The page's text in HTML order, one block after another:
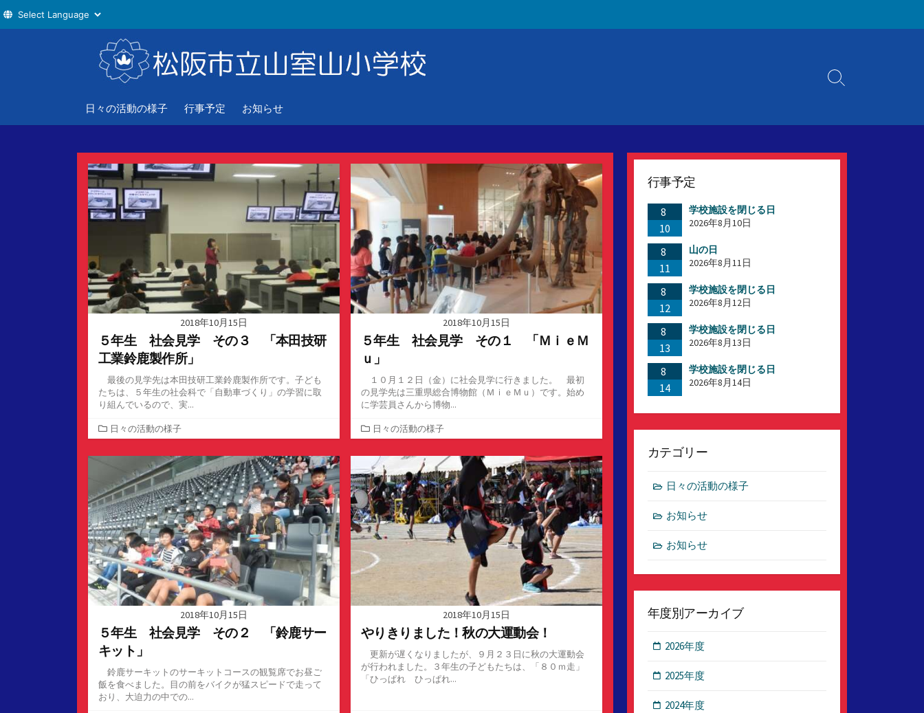
へ
日々の活動の様子 行事予定 お知らせ
検
り
え
2018年10月15日
５年生 社会見学 その３ 「本田技研
工業鈴鹿製作所」
最後の見学先は本田技研工業鈴鹿製作所です。子ども
たちは、５年生の社会科で「自動車づくり」の学習に取
り組んでいるので、実...
カ
テ
ゴ
ー
日々の活動の様子
2018年10月15日
５年生 社会見学 その１ 「ＭｉｅＭ
ｕ」
１０月１２日（金）に社会見学に行きました。 最初
の見学先は三重県総合博物館（ＭｉｅＭｕ）です。始め
に学芸員さんから博物...
カ
テ
ゴ
リ
ー
日々の活動の様子
2018年10月15日
５年生 社会見学 その２ 「鈴鹿サー
キット」
鈴鹿サーキットのサーキットコースの観覧席でお昼ご
飯を食べました。目の前をバイクが猛スピードで走って
おり、大迫力の中での...
2018年10月15日
やりきりました！秋の大運動会！
更新が遅くなりましたが、９月２３日に秋の大運動会
が行われました。３年生の子どもたちは、「８０ｍ走」
「ひっぱれ ひっぱれ...
行事予定
8
10
学校施設を閉じる日
2026年8月10日
8
11
山の日
2026年8月11日
8
12
学校施設を閉じる日
2026年8月12日
8
13
学校施設を閉じる日
2026年8月13日
8
14
学校施設を閉じる日
2026年8月14日
カテゴリー
日々の活動の様子
お知らせ
お知らせ
年度別アーカイブ
2026年度
2025年度
2024年度